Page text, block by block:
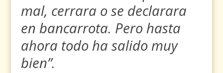
mal, cerrara o se declarara
en bancarrota. Pero hasta
ahora todo ha salido muy
bien”.